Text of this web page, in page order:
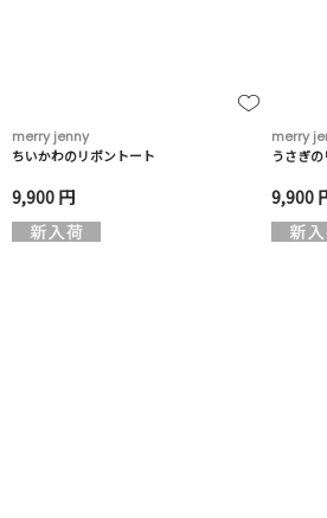
merry jenny
ちいかわのリボントート
9,900 円
merry
うさぎ
9,900